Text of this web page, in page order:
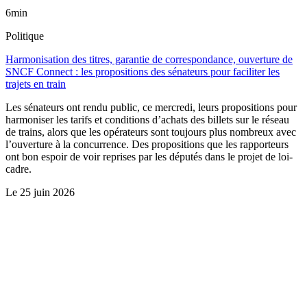
6min
Politique
Harmonisation des titres, garantie de correspondance, ouverture de
SNCF Connect : les propositions des sénateurs pour faciliter les
trajets en train
Les sénateurs ont rendu public, ce mercredi, leurs propositions pour
harmoniser les tarifs et conditions d’achats des billets sur le réseau
de trains, alors que les opérateurs sont toujours plus nombreux avec
l’ouverture à la concurrence. Des propositions que les rapporteurs
ont bon espoir de voir reprises par les députés dans le projet de loi-
cadre.
Le 25 juin 2026